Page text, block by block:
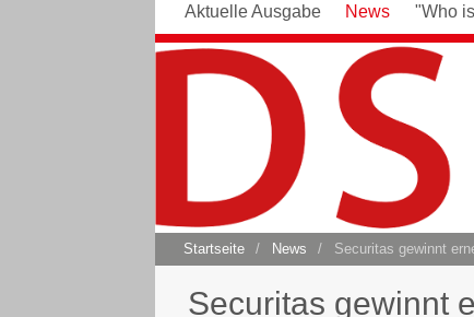
Aktuelle Ausgabe News "Who
Startseite / News / Securitas gewinnt
Securitas gewinnt